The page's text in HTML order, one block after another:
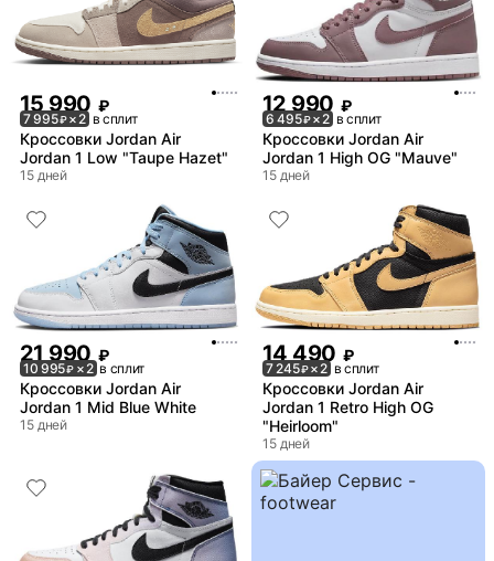
15 990 ₽
7 995₽× 2 в сплит
Кроссовки Jordan Air
Jordan 1 Low "Taupe Hazet"
15 дней
12 990 ₽
6 495₽× 2 в сплит
Кроссовки Jordan Air
Jordan 1 High OG "Mauve"
15 дней
21 990 ₽
10 995₽ × 2 в сплит
Кроссовки Jordan Air
Jordan 1 Mid Blue White
15 дней
14 490 ₽
7 245₽× 2 в сплит
Кроссовки Jordan Air
Jordan 1 Retro High OG
"Heirloom"
15 дней